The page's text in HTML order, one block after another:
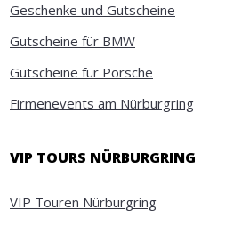
Geschenke und Gutscheine
Gutscheine für BMW
Gutscheine für Porsche
Firmenevents am Nürburgring
VIP TOURS NÜRBURGRING
VIP Touren Nürburgring